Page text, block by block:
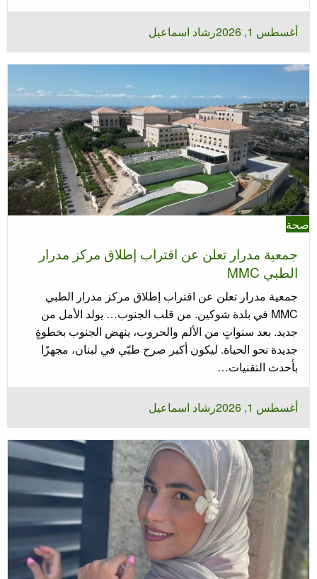
نُشر
في
أغسطس 1, 2026 رشاد اسماعيل
صحة
جمعية مدرار تعلن عن اقتراب إطلاق مركز مدرار
الطبي MMC
جمعية مدرار تعلن عن اقتراب إطلاق مركز مدرار الطبي
MMC في بلدة شوكين. من قلب الجنوب… يولد الأمل من
جديد. بعد سنواتٍ من الألم والحروب، ينهض الجنوب بخطوةٍ
جديدة نحو الحياة. ليكون أكبر صرح طبّي في لبنان، مجهزًا
بأحدث التقنيات…
نُشر
في
أغسطس 1, 2026 رشاد اسماعيل